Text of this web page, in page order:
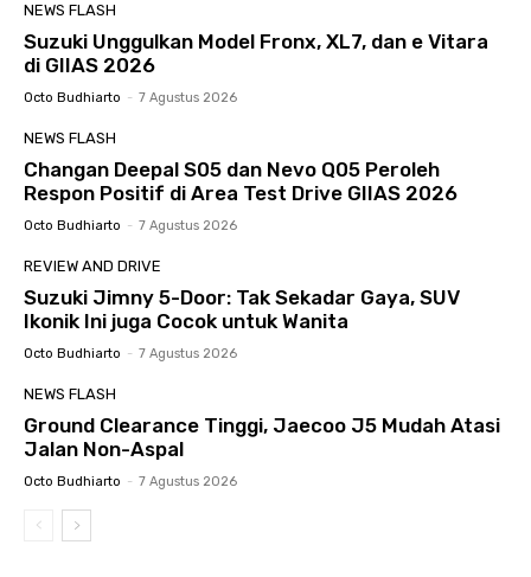
NEWS FLASH
Suzuki Unggulkan Model Fronx, XL7, dan e Vitara
di GIIAS 2026
Octo Budhiarto - 7 Agustus 2026
NEWS FLASH
Changan Deepal S05 dan Nevo Q05 Peroleh
Respon Positif di Area Test Drive GIIAS 2026
Octo Budhiarto - 7 Agustus 2026
REVIEW AND DRIVE
Suzuki Jimny 5-Door: Tak Sekadar Gaya, SUV
Ikonik Ini juga Cocok untuk Wanita
Octo Budhiarto - 7 Agustus 2026
NEWS FLASH
Ground Clearance Tinggi, Jaecoo J5 Mudah Atasi
Jalan Non-Aspal
Octo Budhiarto - 7 Agustus 2026